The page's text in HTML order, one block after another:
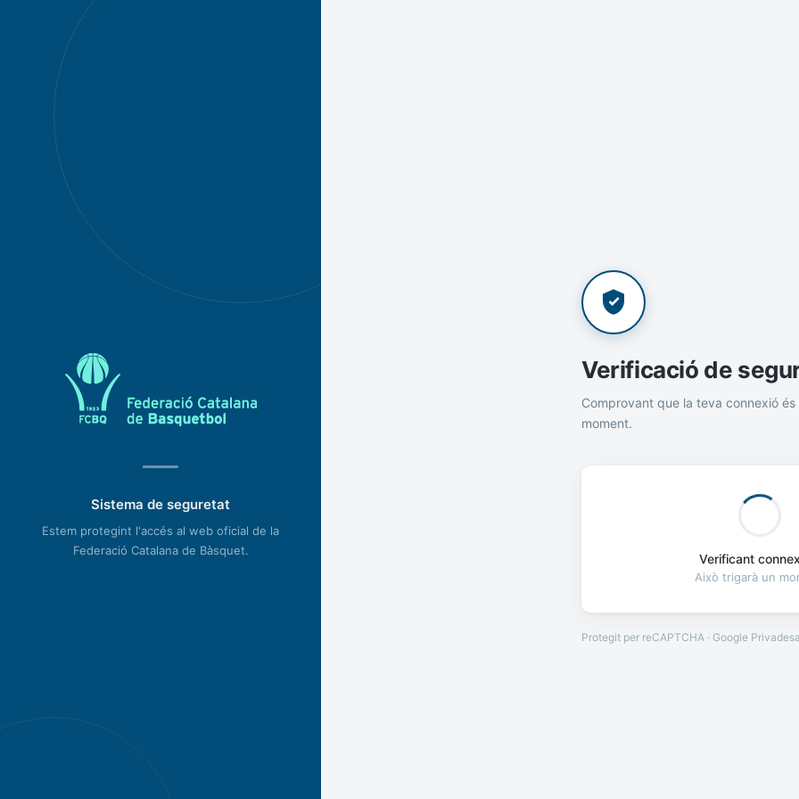
Sistema de seguretat
Estem protegint l'accés al web oficial de la
Federació Catalana de Bàsquet.
Verificació de
Comprovant que la teva connexió és
moment.
Verificant
Això trigarà un
Protegit per reCAPTCHA · Google Privadesa